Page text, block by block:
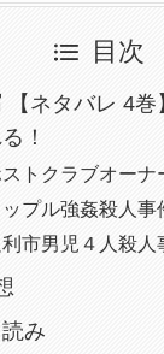
目次
【ネタバレ 4巻
！
ストクラブオーナ
ップル強姦殺人事
利市男児４人殺人
み